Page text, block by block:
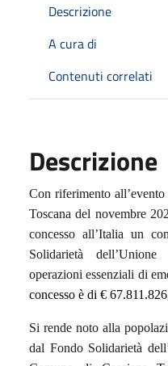
Descrizione
A cura di
Contenuti correlati
Descrizione
Con riferimento
Toscana del novembre
concesso all’Italia un
Solidarietà
operazioni essenziali di
concesso è di €
Si rende noto alla
dal Fondo Solidarietà